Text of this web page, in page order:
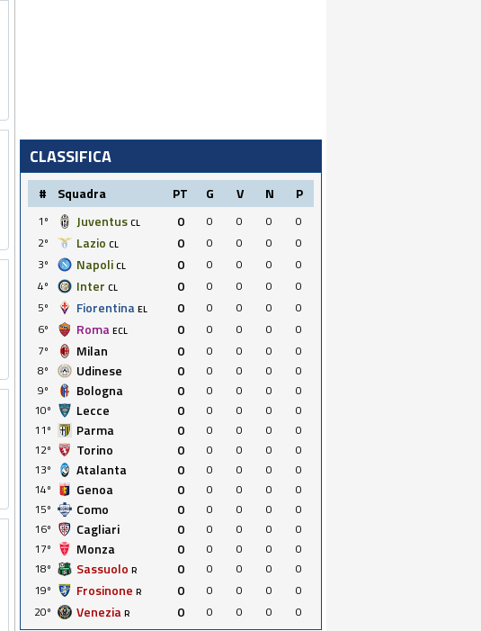
CLASSIFICA
# Squadra PT G V N P
1º Juventus CL 0 0 0 0
0
2º
Lazio CL 0 0 0 0
0
3º
Napoli CL 0 0 0 0
0
4º
Inter CL 0 0 0 0
0
5º
Fiorentina EL 0 0 0 0
0
6º
Roma ECL 0 0 0 0
0
7º
Milan 0 0 0 0
0
8º
Udinese 0 0 0 0
0
9º
Bologna 0 0 0 0
0
10º
Lecce 0 0 0 0
0
11º
Parma 0 0 0 0
0
12º
Torino 0 0 0 0
0
13º
Atalanta 0 0 0 0
0
14º
Genoa 0 0 0 0
0
15º
Como 0 0 0 0
0
16º
Cagliari 0 0 0 0
0
17º
Monza 0 0 0 0
0
18º
Sassuolo R 0 0 0 0
0
19º
Frosinone R 0 0 0 0
0
20º
Venezia R 0 0 0 0 0